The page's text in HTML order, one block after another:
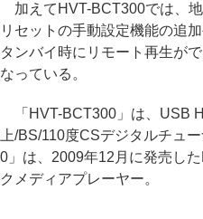
加えてHVT-BCT300では、
リセットの手動設定機能の追
タンバイ時にリモート再生が
なっている。
「HVT-BCT300」は、USB
上/BS/110度CSデジタルチュ
0」は、2009年12月に発売し
クメディアプレーヤー。